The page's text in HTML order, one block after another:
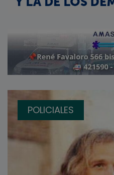
POLICIALES